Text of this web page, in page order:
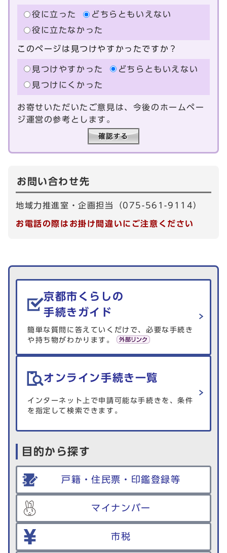
役に立った
どちらともいえない
役に立たなかった
このページは見つけやすかったですか？
見つけやすかった
どちらともいえない
見つけにくかった
お寄せいただいたご意見は、今後のホームペー
ジ運営の参考とします。
お問い合わせ先
地域力推進室・企画担当（075-561-9114）
お電話の際はお掛け間違いにご注意ください
生活情報を探す
京都市くらしの
手続きガイド
簡単な質問に答えていくだけで、必要な手続き
や持ち物がわかります。
オンライン手続き一覧
インターネット上で申請可能な手続きを、条件
を指定して検索できます。
目的から探す
戸籍・住民票・印鑑登録等
マイナンバー
市税